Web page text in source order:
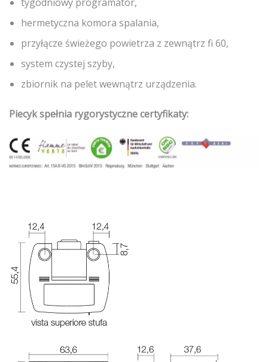
tygodniowy programator,
hermetyczna komora spalania,
przyłącze świeżego powietrza z zewnątrz fi 60,
system czystej szyby,
zbiornik na pelet wewnątrz urządzenia.
Piecyk spełnia rygorystyczne certyfikaty: